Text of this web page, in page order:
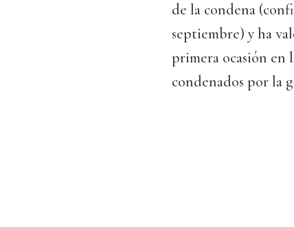
de la condena
septiembre) y ha
primera ocasión en
condenados por la